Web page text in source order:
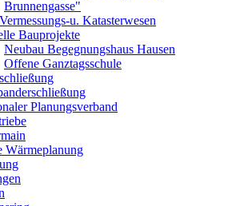
Brunnengasse"
u. Katasterwesen
Bauprojekte
Neubau Begegnungshaus Hausen
Offene Ganztagsschule
Planungsverband
Wärmeplanung